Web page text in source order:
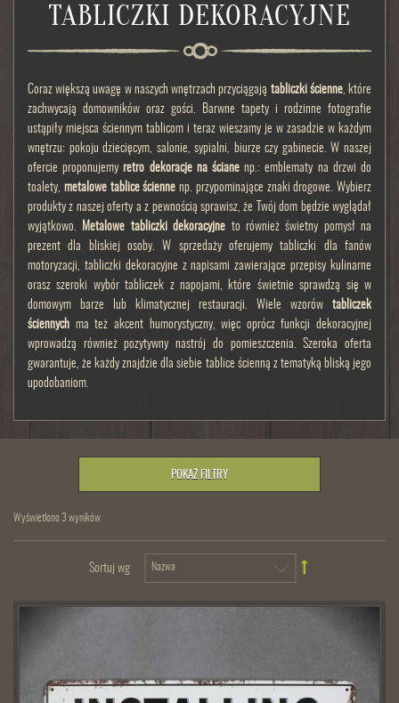
TABLICZKI DEKORACYJNE
Coraz większą uwagę w naszych wnętrzach przyciągają tabliczki ścienne, które
zachwycają domowników oraz gości. Barwne tapety i rodzinne fotografie
ustąpiły miejsca ściennym tablicom i teraz wieszamy je w zasadzie w każdym
wnętrzu: pokoju dziecięcym, salonie, sypialni, biurze czy gabinecie. W naszej
ofercie proponujemy retro dekoracje na ściane np.: emblematy na drzwi do
toalety, metalowe tablice ścienne np. przypominające znaki drogowe. Wybierz
produkty z naszej oferty a z pewnością sprawisz, że Twój dom będzie wyglądał
wyjątkowo.
Metalowe tabliczki dekoracyjne to również świetny pomysł na
prezent dla bliskiej osoby. W sprzedaży oferujemy tabliczki dla fanów
motoryzacji, tabliczki dekoracyjne z napisami zawierające przepisy kulinarne
orasz szeroki wybór tabliczek z napojami, które świetnie sprawdzą się w
domowym barze lub klimatycznej restauracji. Wiele wzorów tabliczek
ściennych ma też akcent humorystyczny, więc oprócz funkcji dekoracyjnej
wprowadzą również pozytywny nastrój do pomieszczenia. Szeroka oferta
gwarantuje, że każdy znajdzie dla siebie tablice ścienną z tematyką bliską jego
upodobaniom.
POKAŻ FILTRY
Wyświetlono 3 wyników
Sortuj wg